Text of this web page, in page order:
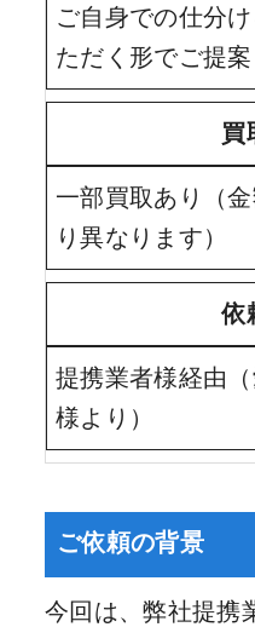
ご自身での仕分
ただく形でご提案
買
一部買取あり（
り異なります）
依
提携業者様経由
様より）
ご依頼の背景
今回は、弊社提携